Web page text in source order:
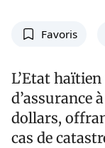
Favoris
L’Etat
d’assurance
dollars,
cas de